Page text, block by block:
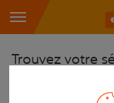
Trouvez votre